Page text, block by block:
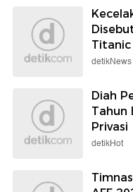
Titanic
detikNews
Diah
Tahun
Privasi
detikHot